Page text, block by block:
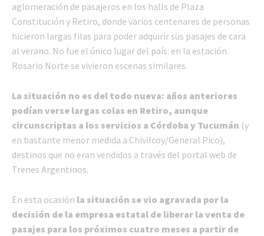
aglomeración de pasajeros en los halls de Plaza
Constitución y Retiro, donde varios centenares de personas
hicieron largas filas para poder adquirir sus pasajes de cara
al verano. No fue el único lugar del país: en la estación
Rosario Norte se vivieron escenas similares.
La situación no es del todo nueva: años anteriores
podían verse largas colas en Retiro, aunque
circunscriptas a los servicios a Córdoba y Tucumán (y
en bastante menor medida a Chivilcoy/General Pico),
destinos que no eran vendidos a través del portal web de
Trenes Argentinos.
En esta ocasión la situación se vio agravada por la
decisión de la empresa estatal de liberar la venta de
pasajes para los próximos cuatro meses a partir de